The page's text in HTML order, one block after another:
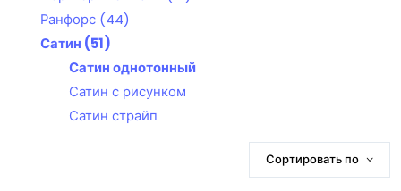
Ранфорс (44)
Сатин (51)
Сатин однотонный
Сатин с рисунком
Сатин страйп
Сортировать по